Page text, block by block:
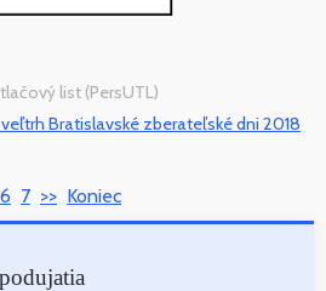
list (PersUTL)
Bratislavské zberateľské dni 2018
6 7 >> Koniec